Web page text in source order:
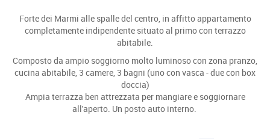
Forte dei Marmi alle spalle del centro, in affitto appartamento
completamente indipendente situato al primo con terrazzo
abitabile.
Composto da ampio soggiorno molto luminoso con zona pranzo,
cucina abitabile, 3 camere, 3 bagni (uno con vasca - due con box
doccia)
Ampia terrazza ben attrezzata per mangiare e soggiornare
all'aperto. Un posto auto interno.